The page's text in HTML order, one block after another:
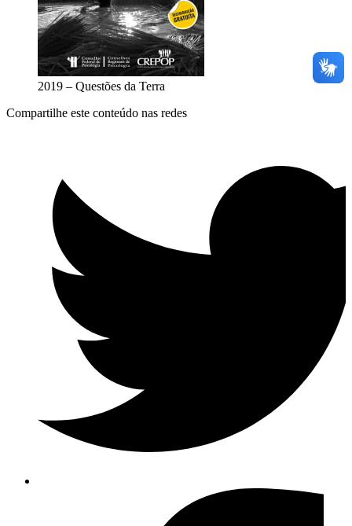
2019 – Questões da Terra
Compartilhe este conteúdo nas redes